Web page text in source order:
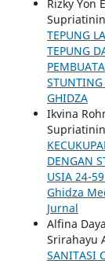
Rizky Yon
TEPUNG
TEPUNG
STUNTING
GHIDZA
Ikvina
DENGAN
USIA 24-
Ghidza
Jurnal
Alfina
Srirahayu
SANITASI